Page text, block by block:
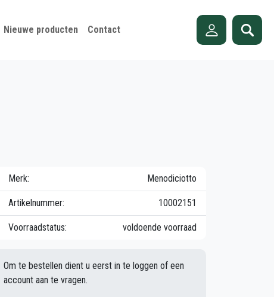
Nieuwe producten Contact
Merk: Menodiciotto
Artikelnummer: 10002151
Voorraadstatus: voldoende voorraad
Om te bestellen dient u eerst in te loggen of een
account aan te vragen.